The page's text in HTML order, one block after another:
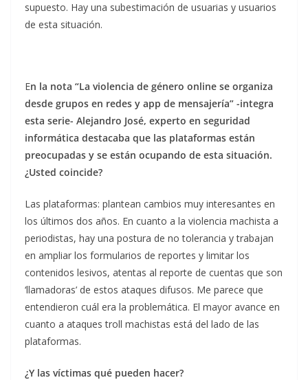
supuesto. Hay una subestimación de usuarias y usuarios
de esta situación.
En la nota “La violencia de género online se organiza
desde grupos en redes y app de mensajería” -integra
esta serie- Alejandro José, experto en seguridad
informática destacaba que las plataformas están
preocupadas y se están ocupando de esta situación.
¿Usted coincide?
Las plataformas: plantean cambios muy interesantes en
los últimos dos años. En cuanto a la violencia machista a
periodistas, hay una postura de no tolerancia y trabajan
en ampliar los formularios de reportes y limitar los
contenidos lesivos, atentas al reporte de cuentas que son
‘llamadoras’ de estos ataques difusos. Me parece que
entendieron cuál era la problemática. El mayor avance en
cuanto a ataques troll machistas está del lado de las
plataformas.
¿Y las víctimas qué pueden hacer?